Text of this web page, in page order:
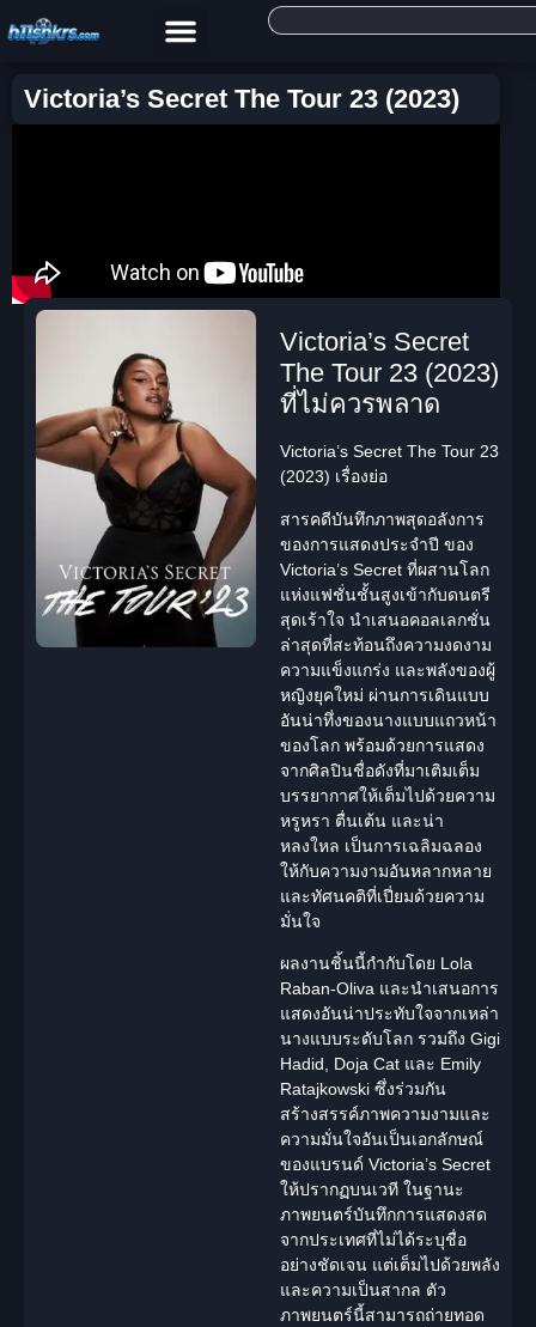
Victoria’s Secret The Tour 23 (2023)
Victoria’s Secret
The Tour 23 (2023)
ที่ไม่ควรพลาด
Victoria’s Secret The Tour 23
(2023) เรื่องย่อ
สารคดีบันทึกภาพสุดอลังการ
ของการแสดงประจำปี ของ
Victoria’s Secret ที่ผสานโลก
แห่งแฟชั่นชั้นสูงเข้ากับดนตรี
สุดเร้าใจ นำเสนอคอลเลกชั่น
ล่าสุดที่สะท้อนถึงความงดงาม
ความแข็งแกร่ง และพลังของผู้
หญิงยุคใหม่ ผ่านการเดินแบบ
อันน่าทึ่งของนางแบบแถวหน้า
ของโลก พร้อมด้วยการแสดง
จากศิลปินชื่อดังที่มาเติมเต็ม
บรรยากาศให้เต็มไปด้วยความ
หรูหรา ตื่นเต้น และน่า
หลงใหล เป็นการเฉลิมฉลอง
ให้กับความงามอันหลากหลาย
และทัศนคติที่เปี่ยมด้วยความ
มั่นใจ
ผลงานชิ้นนี้กำกับโดย Lola
Raban-Oliva และนำเสนอการ
แสดงอันน่าประทับใจจากเหล่า
นางแบบระดับโลก รวมถึง Gigi
Hadid , Doja Cat และ Emily
Ratajkowski ซึ่งร่วมกัน
สร้างสรรค์ภาพความงามและ
ความมั่นใจอันเป็นเอกลักษณ์
ของแบรนด์ Victoria’s Secret
ให้ปรากฏบนเวที ในฐานะ
ภาพยนตร์บันทึกการแสดงสด
จากประเทศที่ไม่ได้ระบุชื่อ
อย่างชัดเจน แต่เต็มไปด้วยพลัง
และความเป็นสากล ตัว
ภาพยนตร์นี้สามารถถ่ายทอด